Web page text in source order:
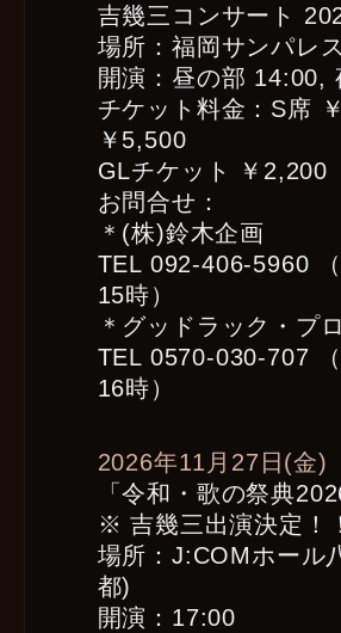
吉幾三コンサート
場所：福岡サンパレ
開演：昼の部 14:00,
チケット料金：S席
￥5,500
GLチケット ￥2,200
お問合せ：
＊(株)鈴木企画
TEL 092-406-5960
15時）
＊グッドラック・プ
TEL 0570-030-707
16時）
2026年11月27日(金)
「令和・歌の祭典
※ 吉幾三出演決定！！
場所：J:COMホール
都)
開演：17:00